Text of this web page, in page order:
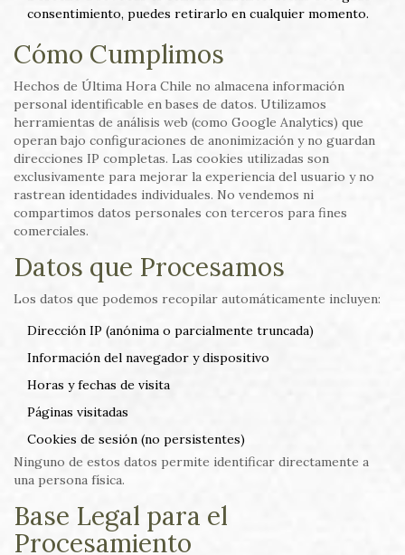
consentimiento, puedes retirarlo en cualquier momento.
Cómo Cumplimos
Hechos de Última Hora Chile no almacena información
personal identificable en bases de datos. Utilizamos
herramientas de análisis web (como Google Analytics) que
operan bajo configuraciones de anonimización y no guardan
direcciones IP completas. Las cookies utilizadas son
exclusivamente para mejorar la experiencia del usuario y no
rastrean identidades individuales. No vendemos ni
compartimos datos personales con terceros para fines
comerciales.
Datos que Procesamos
Los datos que podemos recopilar automáticamente incluyen:
Dirección IP (anónima o parcialmente truncada)
Información del navegador y dispositivo
Horas y fechas de visita
Páginas visitadas
Cookies de sesión (no persistentes)
Ninguno de estos datos permite identificar directamente a
una persona física.
Base Legal para el
Procesamiento